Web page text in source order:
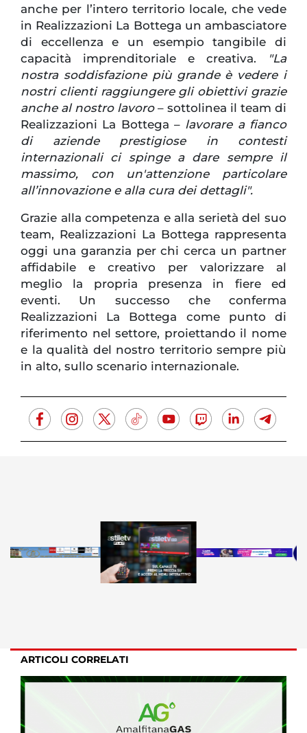
anche per l’intero territorio locale, che vede
in Realizzazioni La Bottega un ambasciatore
di eccellenza e un esempio tangibile di
capacità imprenditoriale e creativa.
"La
nostra soddisfazione più grande è vedere i
nostri clienti raggiungere gli obiettivi grazie
anche al nostro lavoro– sottolinea il team di
Realizzazioni La Bottega – lavorare a fianco
di aziende prestigiose in contesti
internazionali ci spinge a dare sempre il
massimo, con un'attenzione particolare
all’innovazione e alla cura dei dettagli".
Grazie alla competenza e alla serietà del suo
team, Realizzazioni La Bottega rappresenta
oggi una garanzia per chi cerca un partner
affidabile e creativo per valorizzare al
meglio la propria presenza in fiere ed
eventi. Un successo che conferma
Realizzazioni La Bottega come punto di
riferimento nel settore, proiettando il nome
e la qualità del nostro territorio sempre più
in alto, sullo scenario internazionale.
ARTICOLI CORRELATI